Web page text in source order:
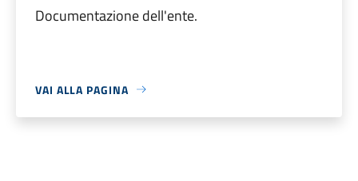
Documentazione dell'ente.
VAI ALLA PAGINA